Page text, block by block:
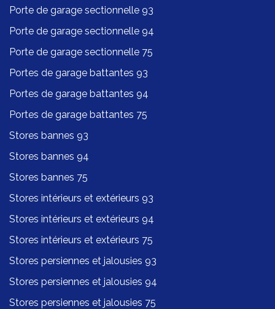
Porte de garage sectionnelle 93
Porte de garage sectionnelle 94
Porte de garage sectionnelle 75
Portes de garage battantes 93
Portes de garage battantes 94
Portes de garage battantes 75
Stores bannes 93
Stores bannes 94
Stores bannes 75
Stores intérieurs et extérieurs 93
Stores intérieurs et extérieurs 94
Stores intérieurs et extérieurs 75
Stores persiennes et jalousies 93
Stores persiennes et jalousies 94
Stores persiennes et jalousies 75